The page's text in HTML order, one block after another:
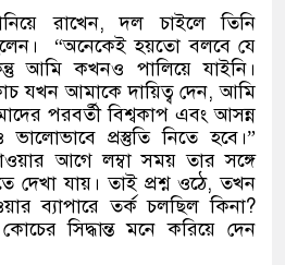
রাখেন,দল চাইলে তিনি
“অনেকেই হয়তো বলবে যে
আমি কখনও পালিয়ে যাইনি।
যখন আমাকে দায়িত্ব দেন,আমি
পরবর্তী বিশ্বকাপ এবং আসন্ন
প্রস্তুতি নিতে হবে।”
আগে লম্বা সময় তার সঙ্গে
দেখা যায়। তাই প্রশ্ন ওঠে,তখন
ব্যাপারে তর্ক চলছিল কিনা?
সিদ্ধান্ত মনে করিয়ে দেন